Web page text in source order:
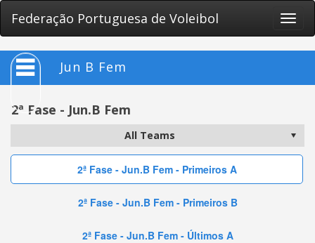
Federação Portuguesa de Voleibol
Toggle
Jun B Fem
2ª Fase - Jun.B Fem
2ª Fase - Jun.B Fem - Primeiros A
2ª Fase - Jun.B Fem - Primeiros B
2ª Fase - Jun.B Fem - Últimos A